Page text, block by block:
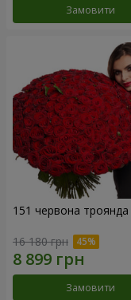
Замовити
151 червона троянда
16 180 грн
Замовити